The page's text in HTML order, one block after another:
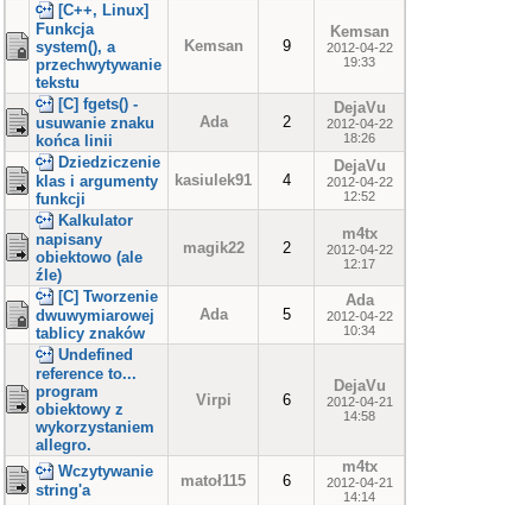
[C++, Linux]
Funkcja
system(), a
przechwytywanie
tekstu
Kemsan 9
Kemsan
2012-04-22
19:33
[C] fgets() -
usuwanie znaku
końca linii
Ada 2
DejaVu
2012-04-22
18:26
Dziedziczenie
klas i argumenty
funkcji
kasiulek91 4
DejaVu
2012-04-22
12:52
Kalkulator
napisany
obiektowo (ale
źle)
magik22 2
m4tx
2012-04-22
12:17
[C] Tworzenie
dwuwymiarowej
tablicy znaków
Ada 5
Ada
2012-04-22
10:34
Undefined
reference to...
program
obiektowy z
wykorzystaniem
allegro.
Virpi 6
DejaVu
2012-04-21
14:58
Wczytywanie
string'a
matoł115 6
m4tx
2012-04-21
14:14